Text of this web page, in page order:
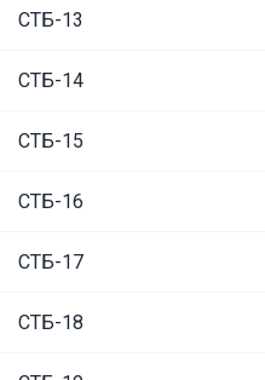
СТБ-13
СТБ-14
СТБ-15
СТБ-16
СТБ-17
СТБ-18